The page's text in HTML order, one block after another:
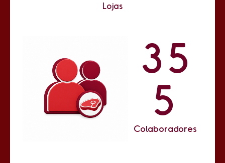
Lojas
35
5
Colaboradores